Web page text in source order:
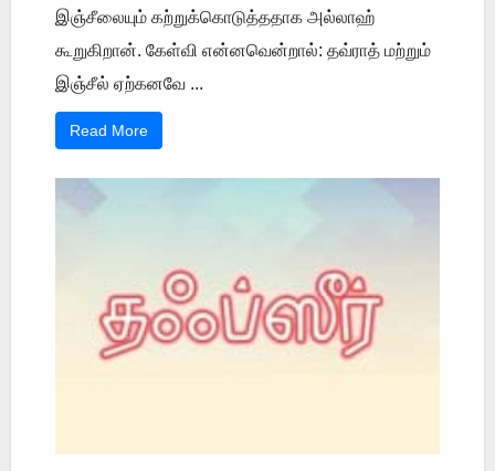
இஞ்சீலையும் கற்றுக்கொடுத்ததாக அல்லாஹ்
கூறுகிறான். கேள்வி என்னவென்றால்: தவ்ராத் மற்றும்
இஞ்சீல் ஏற்கனவே ...
Read More